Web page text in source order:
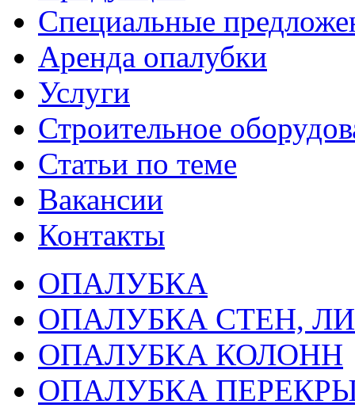
Специальные
Аренда опалубки
Услуги
Строительное
Статьи по теме
Вакансии
Контакты
ОПАЛУБКА
ОПАЛУБКА СТЕН,
ОПАЛУБКА КОЛОНН
ОПАЛУБКА